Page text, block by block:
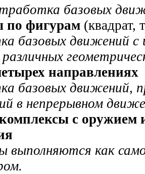
базовых
по фигурам (квадрат,
базовых движений с
направлениях
базовых движений,
в непрерывном
ы с оружием
выполняются как